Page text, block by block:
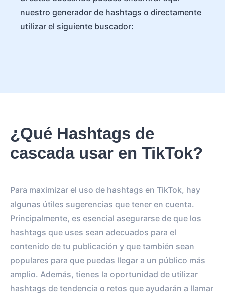
nuestro generador de hashtags o directamente
utilizar el siguiente buscador:
¿Qué Hashtags de
cascada usar en TikTok?
Para maximizar el uso de hashtags en TikTok, hay
algunas útiles sugerencias que tener en cuenta.
Principalmente, es esencial asegurarse de que los
hashtags que uses sean adecuados para el
contenido de tu publicación y que también sean
populares para que puedas llegar a un público más
amplio. Además, tienes la oportunidad de utilizar
hashtags de tendencia o retos que ayudarán a llamar